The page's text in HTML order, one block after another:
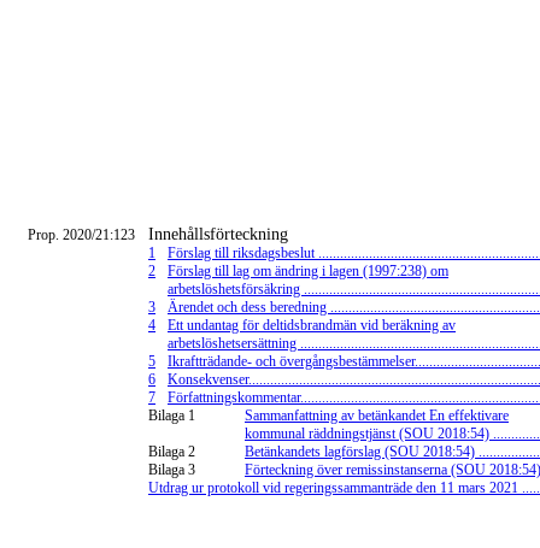
Prop. 2020/21:123 Innehållsförteckning
1
Förslag till riksdagsbeslut
2
Förslag till lag om ändring i lagen (1997:238) om
arbetslöshetsförsäkring
3
Ärendet och dess beredning
4
Ett undantag för deltidsbrandmän vid beräkning av
arbetslöshetsersättning
5
Ikraftträdande- och övergångsbestämmelser...................................
6
7
Bilaga 1
Sammanfattning av betänkandet En effektivare
kommunal räddningstjänst (SOU 2018:54)
Bilaga 2
Betänkandets lagförslag (SOU 2018:54)
Bilaga 3
Förteckning över remissinstanserna (SOU
Utdrag ur protokoll vid regeringssammanträde den 11 mars 2021